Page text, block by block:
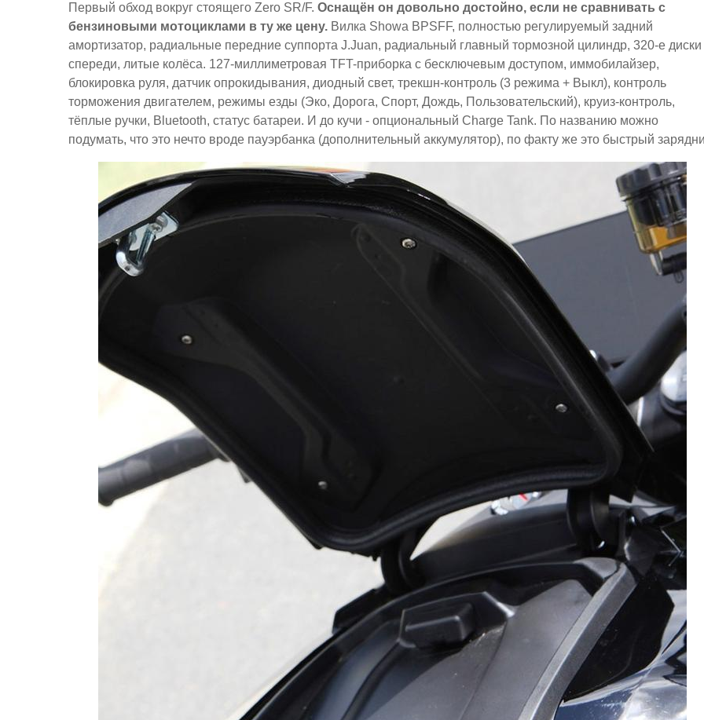
Первый обход вокруг стоящего Zero SR/F. Оснащён он довольно достойно, если не сравнивать с
бензиновыми мотоциклами в ту же цену. Вилка Showa BPSFF, полностью регулируемый задний
амортизатор, радиальные передние суппорта J.Juan, радиальный главный тормозной цилиндр, 320-е диски
спереди, литые колёса. 127-миллиметровая TFT-приборка с бесключевым доступом, иммобилайзер,
блокировка руля, датчик опрокидывания, диодный свет, трекшн-контроль (3 режима + Выкл), контроль
торможения двигателем, режимы езды (Эко, Дорога, Спорт, Дождь, Пользовательский), круиз-контроль,
тёплые ручки, Bluetooth, статус батареи. И до кучи - опциональный Charge Tank. По названию можно
подумать, что это нечто вроде пауэрбанка (дополнительный аккумулятор), по факту же это быстрый